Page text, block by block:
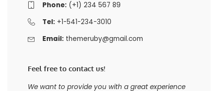
Phone:(+1) 234 567 89
Tel:+1-541-234-3010
Email: themeruby@gmail.com
Feel free to contact us!
We want to provide you with a great experience